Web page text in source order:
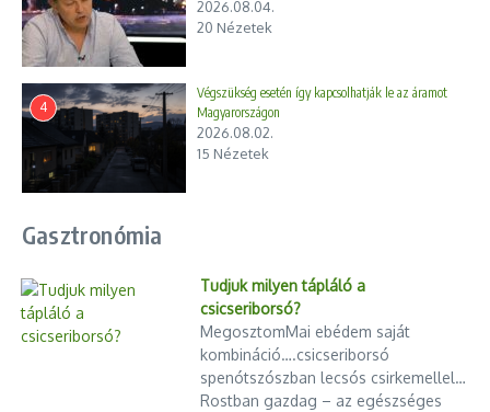
régi kommunikációs kultúrája elfáradt és elhasználódott
2026.06.10.
Történelmi generációváltás az Országos
Mentőszolgálatnál: 22 év után távozik Győrfi Pál
2026.06.10.
Cikk megosztása
Előző
K&H: sokat spórolhatunk a
bankváltással
Következő
Magyar Péter nyílt levele
Nagy István agrárminiszter
2026.08.04.
20 Nézetek
4
Végszükség esetén így kapcsolhatják le az áramot
Magyarországon
2026.08.02.
15 Nézetek
Gasztronómia
Tudjuk milyen tápláló a
csicseriborsó?
MegosztomMai ebédem saját
kombináció….csicseriborsó
spenótszószban lecsós csirkemellel…
Rostban gazdag – az egészséges